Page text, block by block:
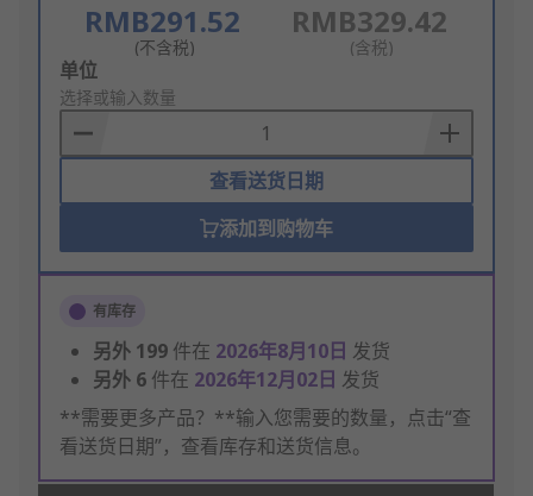
RMB291.52
(不含税)
RMB329.42
(含税)
Add
to
Basket
单位
选择或输入数量
查看送货日期
添加到购物车
有库存
另外 199 件在 2026年8月10日 发货
另外 6 件在 2026年12月02日 发货
**需要更多产品？**输入您需要的数量，点击“查
看送货日期”，查看库存和送货信息。